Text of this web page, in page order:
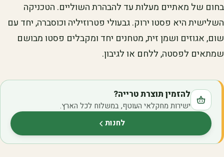
בחום של מאתיים מעלות עד להבהרת השוליים. הטכניקה
השלישית היא פסטו ירוק. גבעולי פטרוזיליה וכוסברה, יחד עם
שום, אגוזים ושמן זית, מטחנים יחד ומקבלים פסטו מבושם
שמתאים לפסטה, ללחם או לגיבון.
להזמין תוצרת טרייה?
ישירות מחקלאי העוטף, במשלוח לכל הארץ.
לחנות(נפתח בלשונית חדשה)